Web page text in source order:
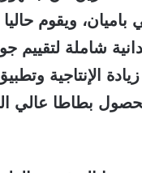
ويقوم
شاملة لتقييم
الإنتاجية
بطاطا عالي